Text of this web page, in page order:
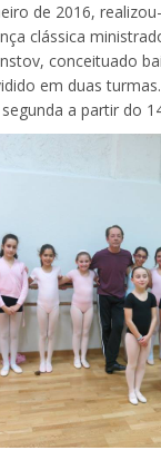
de 2016,
clássica
conceituado
em duas
a partir do